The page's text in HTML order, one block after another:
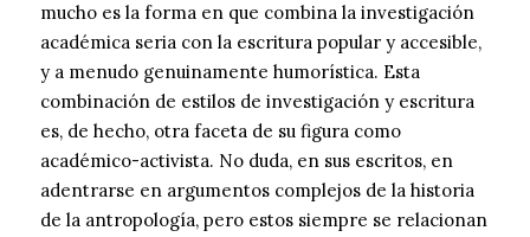
mucho es la forma en que combina la investigación
académica seria con la escritura popular y accesible,
y a menudo genuinamente humorística. Esta
combinación de estilos de investigación y escritura
es, de hecho, otra faceta de su figura como
académico-activista. No duda, en sus escritos, en
adentrarse en argumentos complejos de la historia
de la antropología, pero estos siempre se relacionan